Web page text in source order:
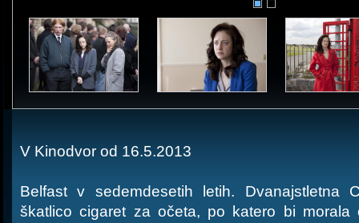
V Kinodvor od 16.5.2013
Belfast v sedemdesetih letih. Dvanajstletna
škatlico cigaret za očeta, po katero bi morala